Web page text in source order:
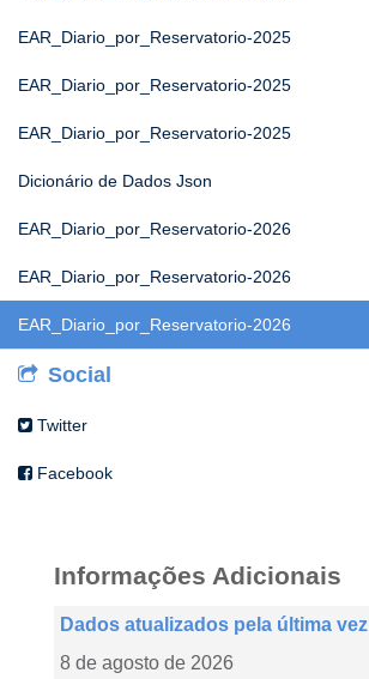
EAR_Diario_por_Reservatorio-2025
EAR_Diario_por_Reservatorio-2025
EAR_Diario_por_Reservatorio-2025
Dicionário de Dados Json
EAR_Diario_por_Reservatorio-2026
EAR_Diario_por_Reservatorio-2026
EAR_Diario_por_Reservatorio-2026
Social
Twitter
Facebook
Informações Adicionais
Dados atualizados pela última vez
8 de agosto de 2026